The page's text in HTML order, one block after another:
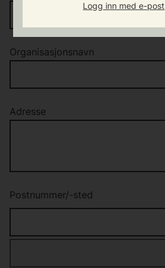
Logg inn med e-post
Organisasjonsnavn
Adresse
Postnummer/-sted